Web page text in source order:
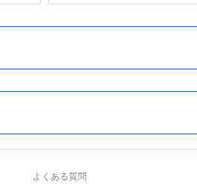
よくある質問